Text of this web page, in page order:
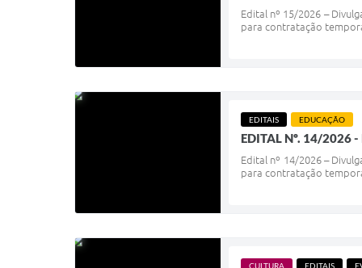
Edital nº 15/2026 –
para contratação
EDITAIS EDUCAÇÃO
EDITAL Nº. 14/2026
Edital nº 14/2026 –
para contratação
CULTURA EDITAIS